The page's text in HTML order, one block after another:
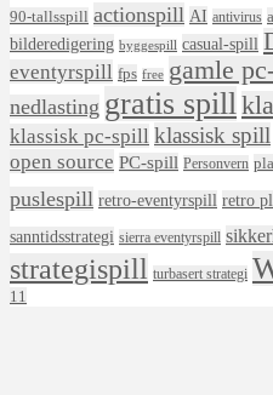
90-tallsspill actionspill AI antivirus
bilderedigering byggespill casual-spill
eventyrspill fps free gamle
nedlasting gratis spill
klassisk pc-spill klassisk spill
open source PC-spill Personvern
puslespill retro-eventyrspill retro
sanntidsstrategi sierra eventyrspill
strategispill turbasert strategi
11